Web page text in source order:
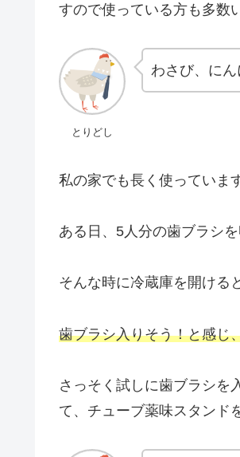
すので使っている方も多数
とりどし
わさび、にん
私の家でも長く使っていま
ある日、5人分の歯ブラシ
そんな時に冷蔵庫を開ける
歯ブラシ入りそう！と感じ
さっそく試しに歯ブラシを
て、チューブ薬味スタンド